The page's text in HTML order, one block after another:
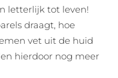
letterlijk tot leven!
draagt, hoe
vet uit de huid
hierdoor nog meer